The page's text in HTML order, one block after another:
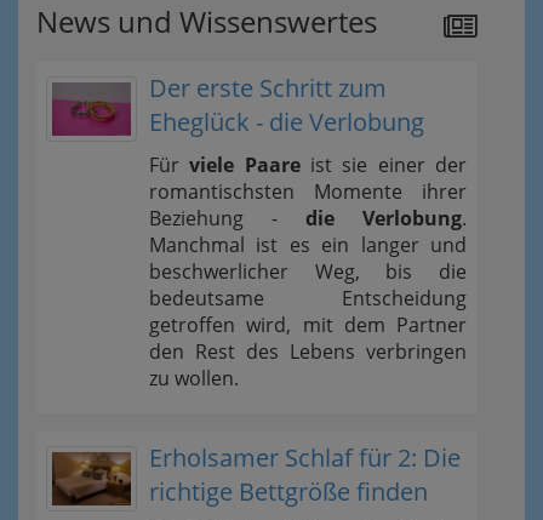
News und Wissenswertes
Der erste Schritt zum
Eheglück - die Verlobung
Fürviele Paareist sie einer der
romantischsten Momente ihrer
Beziehung - die Verlobung.
Manchmal ist es ein langer und
beschwerlicher Weg, bis die
bedeutsame Entscheidung
getroffen wird, mit dem Partner
den Rest des Lebens verbringen
zu wollen.
Erholsamer Schlaf für 2: Die
richtige Bettgröße finden